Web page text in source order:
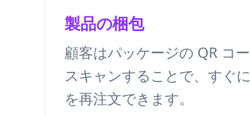
製品の梱包
顧客はパッケージの QR コ
スキャンすることで、すぐ
を再注文できます。